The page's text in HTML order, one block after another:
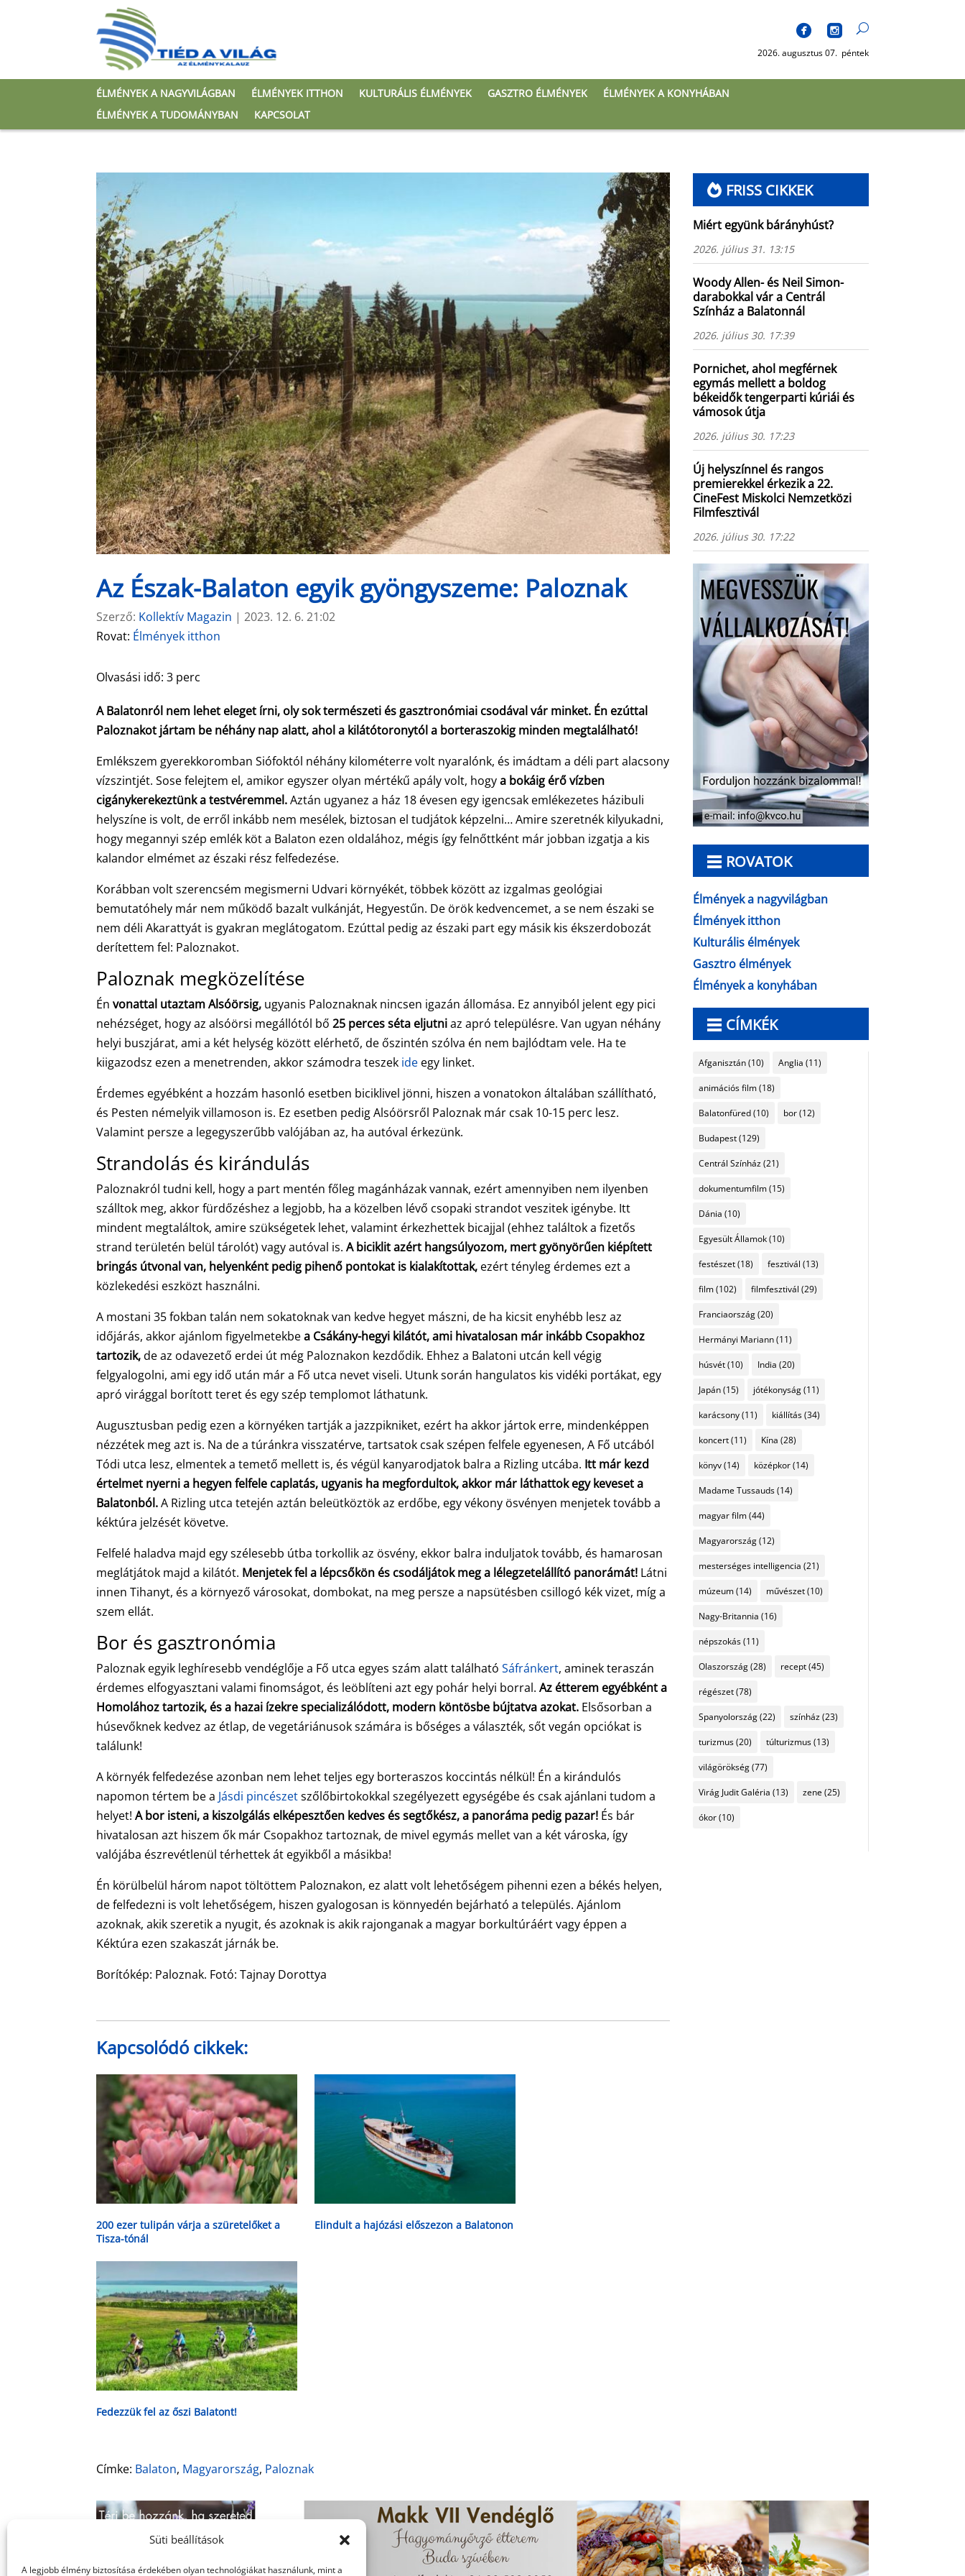
Süti beállítások
A legjobb élmény biztosítása érdekében olyan technológiákat használunk, mint a
2026. augusztus 07. péntek
ÉLMÉNYEK A NAGYVILÁGBAN ÉLMÉNYEK ITTHON KULTURÁLIS ÉLMÉNYEK GASZTRO ÉLMÉNYEK
ÉLMÉNYEK A KONYHÁBAN
ÉLMÉNYEK A TUDOMÁNYBAN
KAPCSOLAT
Az Észak-Balaton egyik gyöngyszeme: Paloznak
Szerző: Kollektív Magazin |2023. 12. 6. 21:02
Rovat: Élmények itthon
Olvasási idő:3 perc
A Balatonról nem lehet eleget írni, oly sok természeti és gasztronómiai csodával vár minket. Én ezúttal
Paloznakot jártam be néhány nap alatt, ahol a kilátótoronytól a borteraszokig minden megtalálható!
Emlékszem gyerekkoromban Siófoktól néhány kilométerre volt nyaralónk, és imádtam a déli part alacsony
vízszintjét. Sose felejtem el, amikor egyszer olyan mértékű apály volt, hogya bokáig érő vízben
cigánykerekeztünk a testvéremmel.Aztán ugyanez a ház 18 évesen egy igencsak emlékezetes házibuli
helyszíne is volt, de erről inkább nem mesélek, biztosan el tudjátok képzelni… Amire szeretnék kilyukadni,
hogy megannyi szép emlék köt a Balaton ezen oldalához, mégis így felnőttként már jobban izgatja a kis
kalandor elmémet az északi rész felfedezése.
Korábban volt szerencsém megismerni Udvari környékét, többek között az izgalmas geológiai
bemutatóhely már nem működő bazalt vulkánját, Hegyestűn. De örök kedvencemet, a se nem északi se
nem déli Akarattyát is gyakran meglátogatom. Ezúttal pedig az északi part egy másik kis ékszerdobozát
derítettem fel: Paloznakot.
Paloznak megközelítése
Énvonattal utaztam Alsóörsig, ugyanis Paloznaknak nincsen igazán állomása. Ez annyiból jelent egy pici
nehézséget, hogy az alsóörsi megállótól bő25 perces séta eljutniaz apró településre. Van ugyan néhány
helyi buszjárat, ami a két helység között elérhető, de őszintén szólva én nem bajlódtam vele. Ha te
kiigazodsz ezen a menetrenden, akkor számodra teszek ide egy linket.
Érdemes egyébként a hozzám hasonló esetben biciklivel jönni, hiszen a vonatokon általában szállítható,
és Pesten némelyik villamoson is. Ez esetben pedig Alsóörsről Paloznak már csak 10-15 perc lesz.
Valamint persze a legegyszerűbb valójában az, ha autóval érkezünk.
Strandolás és kirándulás
Paloznakról tudni kell, hogy a part mentén főleg magánházak vannak, ezért amennyiben nem ilyenben
szálltok meg, akkor fürdőzéshez a legjobb, ha a közelben lévő csopaki strandot veszitek igénybe. Itt
mindent megtaláltok, amire szükségetek lehet, valamint érkezhettek bicajjal (ehhez találtok a fizetős
strand területén belül tárolót) vagy autóval is.A biciklit azért hangsúlyozom, mert gyönyörűen kiépített
bringás útvonal van, helyenként pedig pihenő pontokat is kialakítottak, ezért tényleg érdemes ezt a
közlekedési eszközt használni.
A mostani 35 fokban talán nem sokatoknak van kedve hegyet mászni, de ha kicsit enyhébb lesz az
időjárás, akkor ajánlom figyelmetekbea Csákány-hegyi kilátót, ami hivatalosan már inkább Csopakhoz
tartozik,de az odavezető erdei út még Paloznakon kezdődik. Ehhez a Balatoni utcán kell végig
felgyalogolni, ami egy idő után már a Fő utca nevet viseli. Utunk során hangulatos kis vidéki portákat, egy
apró virággal borított teret és egy szép templomot láthatunk.
Augusztusban pedig ezen a környéken tartják a jazzpikniket, ezért ha akkor jártok erre, mindenképpen
nézzétek meg azt is. Na de a túránkra visszatérve, tartsatok csak szépen felfele egyenesen, A Fő utcából
Tódi utca lesz, elmentek a temető mellett is, és végül kanyarodjatok balra a Rizling utcába. Itt már kezd
értelmet nyerni a hegyen felfele caplatás, ugyanis ha megfordultok, akkor már láthattok egy keveset a
Balatonból.A Rizling utca tetején aztán beleütköztök az erdőbe, egy vékony ösvényen menjetek tovább a
kéktúra jelzését követve.
Felfelé haladva majd egy szélesebb útba torkollik az ösvény, ekkor balra induljatok tovább, és hamarosan
meglátjátok majd a kilátót. Menjetek fel a lépcsőkön és csodáljátok meg a lélegzetelállító panorámát! Látni
innen Tihanyt, és a környező városokat, dombokat, na meg persze a napsütésben csillogó kék vizet, míg a
szem ellát.
Bor és gasztronómia
Paloznak egyik leghíresebb vendéglője a Fő utca egyes szám alatt találhatóSáfránkert, aminek teraszán
érdemes elfogyasztani valami finomságot, és leöblíteni azt egy pohár helyi borral.Az étterem egyébként a
Homolához tartozik, és a hazai ízekre specializálódott, modern köntösbe bújtatva azokat. Elsősorban a
húsevőknek kedvez az étlap, de vegetáriánusok számára is bőséges a választék, sőt vegán opciókat is
találunk!
A környék felfedezése azonban nem lehet teljes egy borteraszos koccintás nélkül! Én a kirándulós
napomon tértem be a Jásdi pincészetszőlőbirtokokkal szegélyezett egységébe és csak ajánlani tudom a
helyet!A bor isteni, a kiszolgálás elképesztően kedves és segtőkész, a panoráma pedig pazar! És bár
hivatalosan azt hiszem ők már Csopakhoz tartoznak, de mivel egymás mellet van a két városka, így
valójába észrevétlenül térhettek át egyikből a másikba!
Én körülbelül három napot töltöttem Paloznakon, ez alatt volt lehetőségem pihenni ezen a békés helyen,
de felfedezni is volt lehetőségem, hiszen gyalogosan is könnyedén bejárható a település. Ajánlom
azoknak, akik szeretik a nyugit, és azoknak is akik rajonganak a magyar borkultúráért vagy éppen a
Kéktúra ezen szakaszát járnák be.
Borítókép: Paloznak. Fotó: Tajnay Dorottya
Kapcsolódó cikkek:
200 ezer tulipán várja a szüretelőket a
Tisza-tónál
Elindult a hajózási előszezon a Balatonon
Fedezzük fel az őszi Balatont!
Címke: Balaton, Magyarország, Paloznak
FRISS CIKKEK
Miért együnk bárányhúst?
2026. július 31. 13:15
Woody Allen- és Neil Simon-
darabokkal vár a Centrál
Színház a Balatonnál
2026. július 30. 17:39
Pornichet, ahol megférnek
egymás mellett a boldog
békeidők tengerparti kúriái és
vámosok útja
2026. július 30. 17:23
Új helyszínnel és rangos
premierekkel érkezik a 22.
CineFest Miskolci Nemzetközi
Filmfesztivál
2026. július 30. 17:22
ROVATOK
Élmények a nagyvilágban
Élmények itthon
Kulturális élmények
Gasztro élmények
Élmények a konyhában
CÍMKÉK
Afganisztán(10) Anglia (11)
animációs film(18)
Balatonfüred(10) bor(12)
Budapest(129)
Centrál Színház(21)
dokumentumfilm(15)
Dánia (10)
Egyesült Államok(10)
festészet(18) fesztivál (13)
film(102) filmfesztivál (29)
Franciaország(20)
Hermányi Mariann(11)
húsvét(10) India (20)
Japán(15) jótékonyság(11)
karácsony(11) kiállítás(34)
koncert(11) Kína (28)
könyv(14) középkor(14)
Madame Tussauds(14)
magyar film(44)
Magyarország(12)
mesterséges intelligencia (21)
múzeum(14) művészet(10)
Nagy-Britannia (16)
népszokás(11)
Olaszország(28) recept(45)
régészet(78)
Spanyolország(22) színház(23)
turizmus(20) túlturizmus(13)
világörökség(77)
Virág Judit Galéria (13) zene (25)
ókor(10)